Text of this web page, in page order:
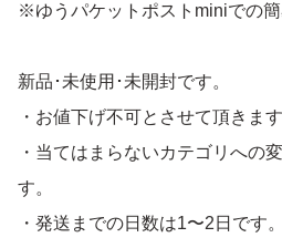
※ゆうパケットポストminiでの簡
新品･未使用･未開封です。
・お値下げ不可とさせて頂きます
・当てはまらないカテゴリへの
す。
・発送までの日数は1〜2日です